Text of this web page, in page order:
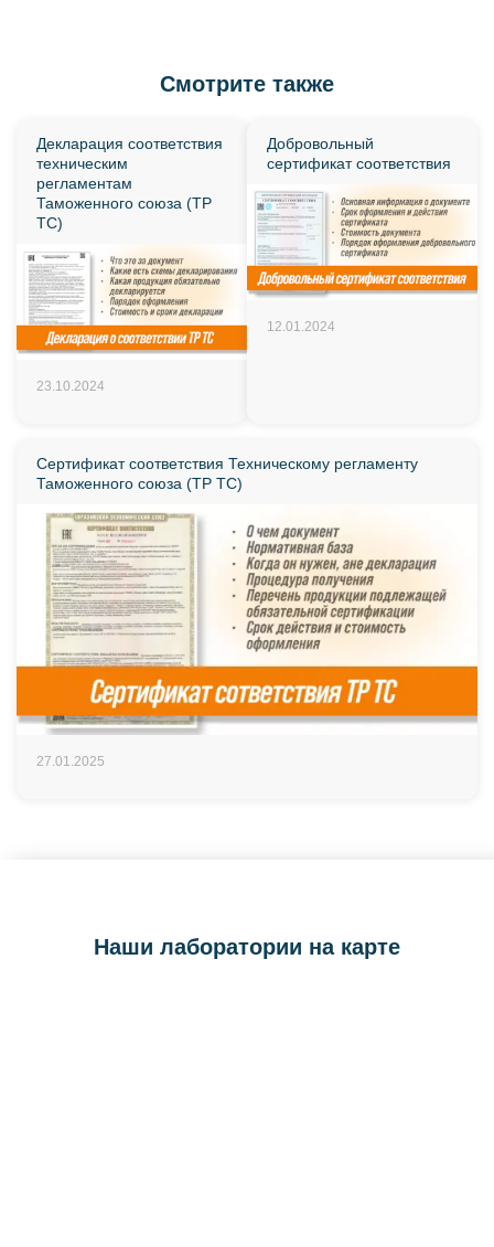
Смотрите также
Декларация соответствия
техническим
регламентам
Таможенного союза (ТР
ТС)
23.10.2024
Добровольный
сертификат соответствия
12.01.2024
Сертификат соответствия Техническому регламенту
Таможенного союза (ТР ТС)
27.01.2025
Наши лаборатории на карте